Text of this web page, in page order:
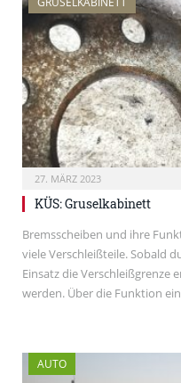
27. MÄRZ 2023
KÜS: Gruselkabinett
Bremsscheiben und ihre
viele Verschleißteile. Sobald
Einsatz die Verschleißgrenze
werden. Über die Funktion
AUTO